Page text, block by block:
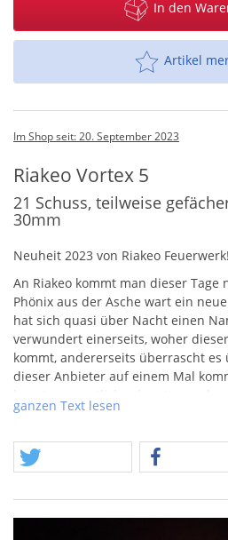
In den
Artikel
Im Shop seit: 20. September 2023
Riakeo Vortex 5
21 Schuss, teilweise
30mm
Neuheit 2023 von Riakeo Feuerwerk!
An Riakeo kommt man dieser Tage
Phönix aus der Asche wart ein
hat sich quasi über Nacht einen
verwundert einerseits, woher
kommt, andererseits überrascht
dieser Anbieter auf einem Mal
Feuerwerk. Allein der Preis war
wenig erwarten. Die Wende
Feuerwerk, welcher hochpreisige
ganzen Text lesen